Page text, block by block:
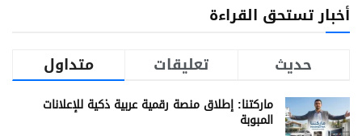
أخبار تستحق القراءة
متداول
تعليقات حديث
ماركتنا: إطلاق منصة رقمية عربية ذكية للإعلانات
المبوبة